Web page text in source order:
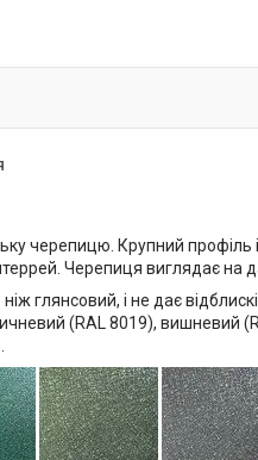
черепицю. Крупний
Черепиця виглядає на
глянсовий, і не дає
(RAL 8019), вишневий